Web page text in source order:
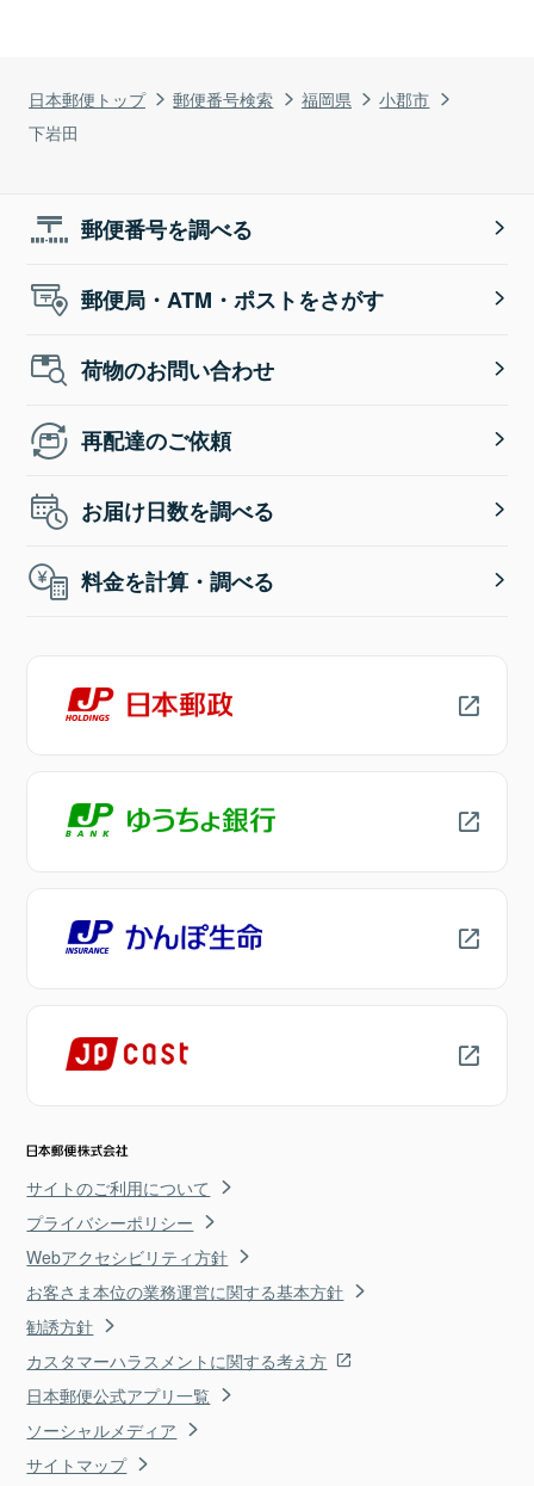
日本郵便トップ 郵便番号検索 福岡県
小郡市
下岩田
郵便番号を調べる
郵便局・ATM・ポストをさがす
荷物のお問い合わせ
再配達のご依頼
お届け日数を調べる
料金を計算・調べる
サイトのご利用について
プライバシーポリシー
Webアクセシビリティ方針
お客さま本位の業務運営に関する基本方針
勧誘方針
カスタマーハラスメントに関する考え方
日本郵便公式アプリ一覧
ソーシャルメディア
サイトマップ